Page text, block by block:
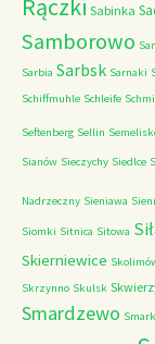
Rączki Sabinka
Samborowo
Sarbia Sarbsk Sarnaki
Schiffmuhle Schleife
Seftenberg Sellin
Sianów Sieczychy Siedlce
Nadrzeczny Sieniawa
Siomki Sitnica Sitowa
Skierniewice
Skrzynno Skulsk
Smardzewo